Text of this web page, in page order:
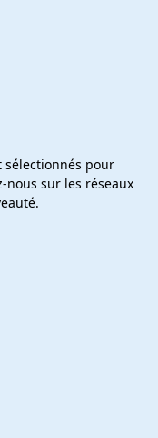
sélectionnés pour
nous sur les réseaux